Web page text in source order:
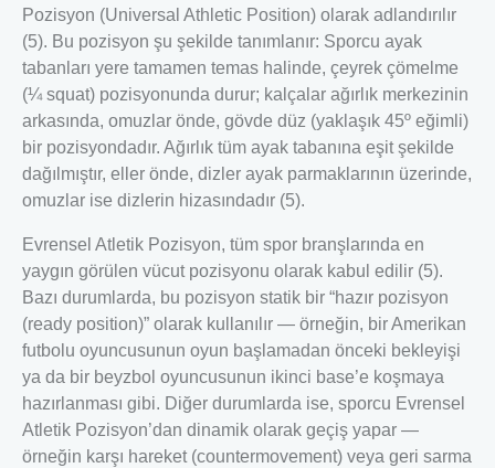
Pozisyon (Universal Athletic Position) olarak adlandırılır
(5). Bu pozisyon şu şekilde tanımlanır: Sporcu ayak
tabanları yere tamamen temas halinde, çeyrek çömelme
(¼ squat) pozisyonunda durur; kalçalar ağırlık merkezinin
arkasında, omuzlar önde, gövde düz (yaklaşık 45º eğimli)
bir pozisyondadır. Ağırlık tüm ayak tabanına eşit şekilde
dağılmıştır, eller önde, dizler ayak parmaklarının üzerinde,
omuzlar ise dizlerin hizasındadır (5).
Evrensel Atletik Pozisyon, tüm spor branşlarında en
yaygın görülen vücut pozisyonu olarak kabul edilir (5).
Bazı durumlarda, bu pozisyon statik bir “hazır pozisyon
(ready position)” olarak kullanılır — örneğin, bir Amerikan
futbolu oyuncusunun oyun başlamadan önceki bekleyişi
ya da bir beyzbol oyuncusunun ikinci base’e koşmaya
hazırlanması gibi. Diğer durumlarda ise, sporcu Evrensel
Atletik Pozisyon’dan dinamik olarak geçiş yapar —
örneğin karşı hareket (countermovement) veya geri sarma